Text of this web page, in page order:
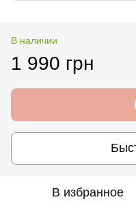
В наличии
1 990 грн
В избранное